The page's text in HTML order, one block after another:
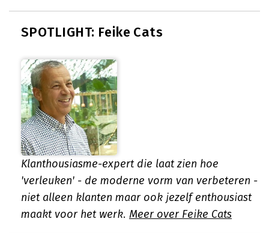
SPOTLIGHT: Feike Cats
Klanthousiasme-expert die laat zien hoe
'verleuken' - de moderne vorm van verbeteren -
niet alleen klanten maar ook jezelf enthousiast
maakt voor het werk. Meer over Feike Cats